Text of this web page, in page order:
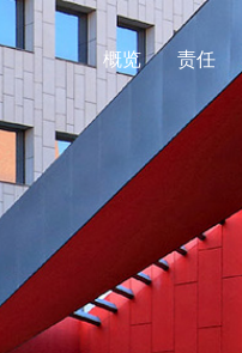
概览 责任